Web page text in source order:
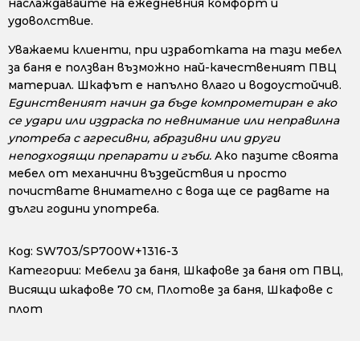
наслаждавайте на ежедневния комфорт и
удоволствие.
Уважаеми клиенти, при изработката на тази мебел
за баня е ползван възможно най-качественият ПВЦ
материал. Шкафът е напълно влаго и водоустойчив.
Единственият начин да бъде компрометиран е ако
се удари или издраска по невнимание или неправилна
употреба с агресивни, абразивни или други
неподходящи препарати и гъби. Ако пазите своята
мебел от механични въздействия и просто
почиствате внимателно с вода ще се радвате на
дълги години употреба.
Код: SW703/SP700W+1316-3
Категории: Мебели за баня, Шкафове за баня от ПВЦ,
Висящи шкафове 70 см, Плотове за баня, Шкафове с
плот